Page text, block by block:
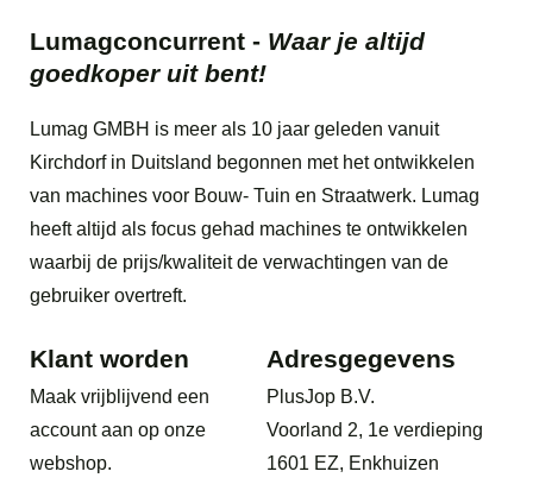
Lumagconcurrent - Waar je altijd
goedkoper uit bent!
Lumag GMBH is meer als 10 jaar geleden vanuit
Kirchdorf in Duitsland begonnen met het ontwikkelen
van machines voor Bouw- Tuin en Straatwerk. Lumag
heeft altijd als focus gehad machines te ontwikkelen
waarbij de prijs/kwaliteit de verwachtingen van de
gebruiker overtreft.
Klant worden
Maak vrijblijvend een
account aan op onze
webshop.
Adresgegevens
PlusJop B.V.
Voorland 2, 1e verdieping
1601 EZ, Enkhuizen